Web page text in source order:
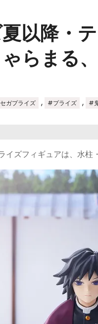
以降・
らまる
ガプライズ , #プライズ , #
ズフィギュアは、水柱